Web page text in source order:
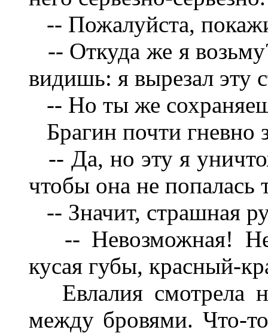
-- Пожалуйста,
-- Откуда же я
видишь: я вырезал эту
-- Но ты же
Брагин почти гневно
-- Да, но эту я
чтобы она не попалась
-- Значит, страшная
-- Невозможная!
кусая губы, красный-
Евлалия смотрела
между бровями. Что-